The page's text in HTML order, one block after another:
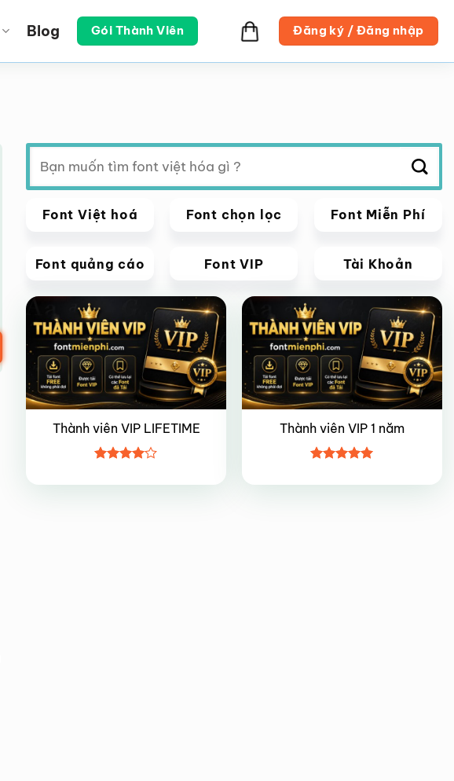
Blog Gói Thành Viên Đăng ký / Đăng nhập
Tìm
kiếm:
Font Việt hoá Font chọn lọc Font Miễn Phí
Font quảng cáo Font VIP Tài Khoản
Giảm giá!
Thành viên VIP LIFETIME
xếp hạng
Giảm giá!
Thành viên VIP 1 năm
hạng55